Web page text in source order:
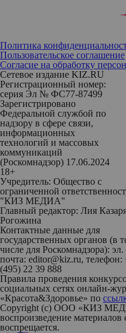
Политика
Пользовательское соглашение
Согласие на обработку
Сетевое издание KIZ.RU
Регистрационный номер:
серия Эл № ФС77-87499
Зарегистрировано
Федеральной службой по
надзору в сфере связи,
информационных
технологий и массовых
коммуникаций
(Роскомнадзор) 17.06.2024
18+
Учредитель: Общество с
ограниченной
"КИЗ МЕДИА"
Главный редактор: Лия
Рогожина
Контактные данные для
государственных органов (в
числе для Роскомнадзора): эл.
почта: editor@kiz.ru, телефон:
(495) 22 39 888
Правила проведения
социальных сетях онлайн-
«Красота&Здоровье» по
Copyright (с) ООО «КИЗ
воспроизведение материалов
воспрещается.